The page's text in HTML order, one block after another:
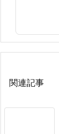
関連記事